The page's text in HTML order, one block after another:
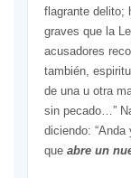
flagrante delito;
graves que la
acusadores
también,
de una u otra
sin pecado…”
diciendo:
que abre un